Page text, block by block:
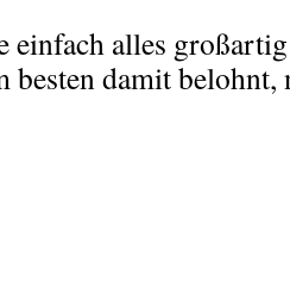
einfach alles
besten damit